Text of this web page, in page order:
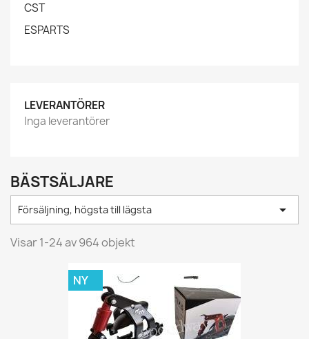
CST
ESPARTS
LEVERANTÖRER
Inga leverantörer
BÄSTSÄLJARE
Försäljning, högsta till lägsta 
Visar 1-24 av 964 objekt
NY